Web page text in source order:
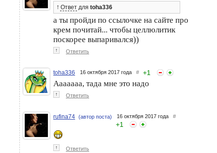
↑ Ответ для toha336
а ты пройди по ссылочке на сайте про
крем почитай... чтобы целлюлитик
поскорее выпаривался))
↑ Ответить
toha336 16 октября 2017 года # +1
Ааааааа, тада мне это надо
↑ Ответить
rufina74 (автор поста) 16 октября 2017 года #
+1
↑ Ответить